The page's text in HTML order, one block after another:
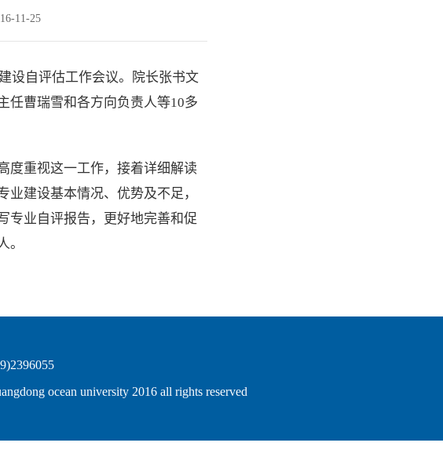
11-25
设自评估工作会议。院长张书文
任曹瑞雪和各方向负责人等10多
度重视这一工作，接着详细解读
建设基本情况、优势及不足，
专业自评报告，更好地完善和促
。
ocean university 2016 all rights reserved